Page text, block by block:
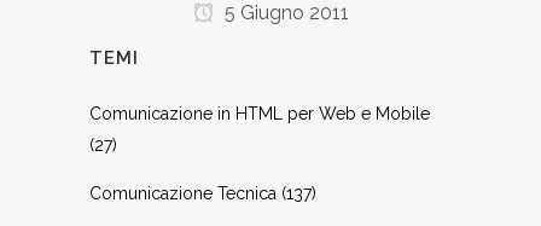
5 Giugno 2011
TEMI
Comunicazione in HTML per Web e Mobile
(27)
Comunicazione Tecnica (137)